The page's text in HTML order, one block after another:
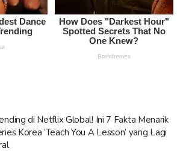
di Netflix Global! Ini 7 Fakta Menarik
Korea ‘Teach You A Lesson’ yang Lagi